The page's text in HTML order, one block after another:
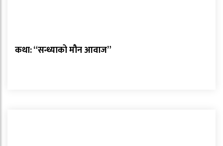
कथा: “सन्ध्याको मौन आवाज”